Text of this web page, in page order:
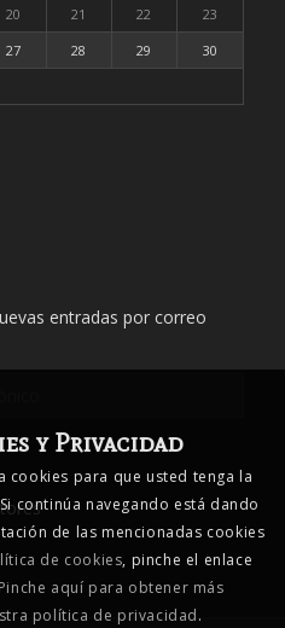
20 21 22
23
27 28 29
30
entradas por correo
y Privacidad
cookies para que usted tenga la
continúa navegando está dando
de las mencionadas cookies
de cookies, pinche el enlace
Pinche aquí para obtener más
política de privacidad.